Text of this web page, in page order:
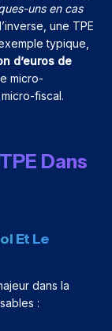
uns en cas
une TPE
typique,
d’euros de
micro-
fiscal.
Dans
Et Le
dans la
: